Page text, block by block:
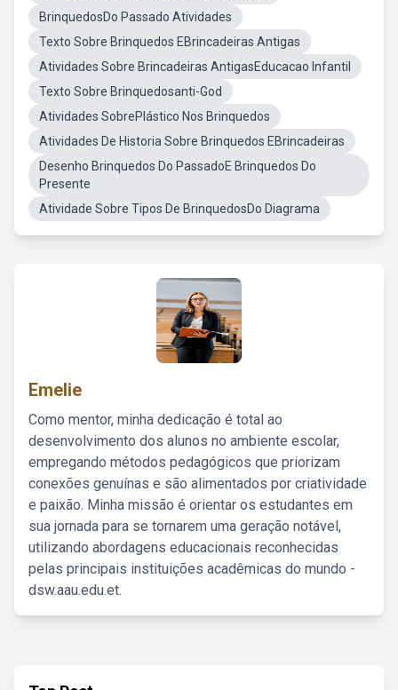
BrinquedosDo Passado Atividades
Texto Sobre Brinquedos EBrincadeiras Antigas
Atividades Sobre Brincadeiras AntigasEducacao Infantil
Texto Sobre Brinquedosanti-God
Atividades SobrePlástico Nos Brinquedos
Atividades De Historia Sobre Brinquedos EBrincadeiras
Desenho Brinquedos Do PassadoE Brinquedos Do
Presente
Atividade Sobre Tipos De BrinquedosDo Diagrama
Emelie
Como mentor, minha dedicação é total ao
desenvolvimento dos alunos no ambiente escolar,
empregando métodos pedagógicos que priorizam
conexões genuínas e são alimentados por criatividade
e paixão. Minha missão é orientar os estudantes em
sua jornada para se tornarem uma geração notável,
utilizando abordagens educacionais reconhecidas
pelas principais instituições acadêmicas do mundo -
dsw.aau.edu.et.